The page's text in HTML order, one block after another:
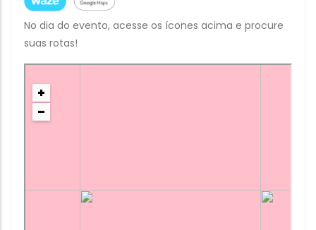
No dia do evento, acesse os ícones acima e procure
suas rotas!